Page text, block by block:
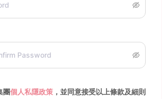
Password
團個人私隱政策 ，並同意接受以上條款及細則